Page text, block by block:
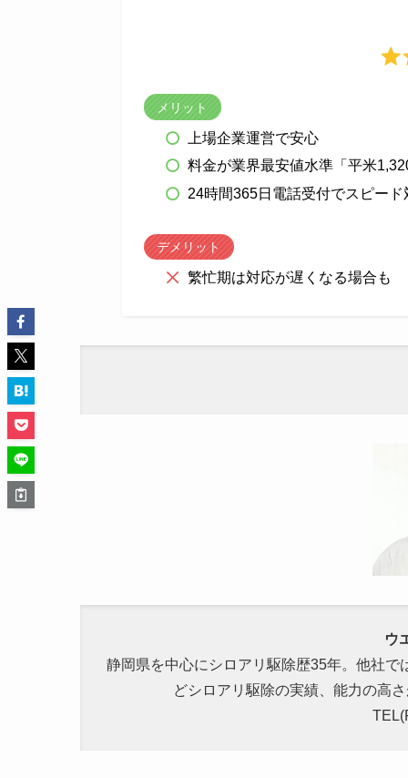
メリット
上場企業運営で安心
料金が業界最安値水準「平米
24時間365日電話受付でスピード
デメリット
繁忙期は対応が遅くなる場合も
ウ
静岡県を中心にシロアリ駆除歴35年。他社
どシロアリ駆除の実績、能力の高